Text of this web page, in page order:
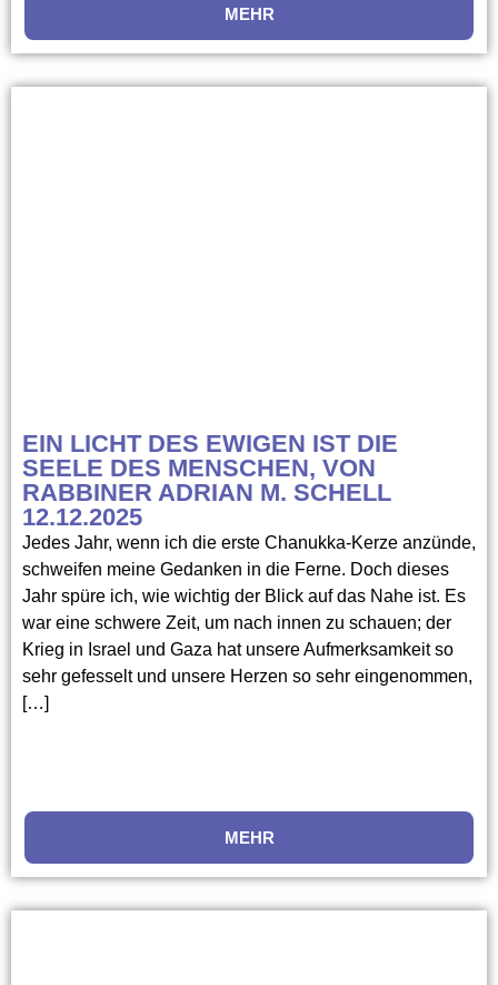
MEHR
EIN LICHT DES EWIGEN IST DIE
SEELE DES MENSCHEN, VON
RABBINER ADRIAN M. SCHELL
12.12.2025
Jedes Jahr, wenn ich die erste Chanukka-Kerze anzünde,
schweifen meine Gedanken in die Ferne. Doch dieses
Jahr spüre ich, wie wichtig der Blick auf das Nahe ist. Es
war eine schwere Zeit, um nach innen zu schauen; der
Krieg in Israel und Gaza hat unsere Aufmerksamkeit so
sehr gefesselt und unsere Herzen so sehr eingenommen,
[…]
MEHR